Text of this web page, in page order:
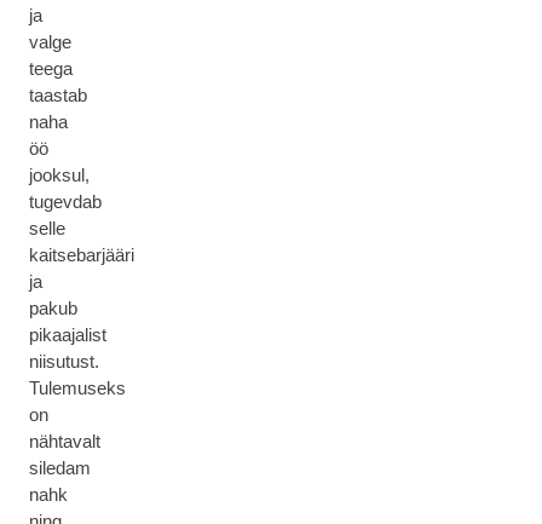
ja
valge
teega
taastab
naha
öö
jooksul,
tugevdab
selle
kaitsebarjääri
ja
pakub
pikaajalist
niisutust.
Tulemuseks
on
nähtavalt
siledam
nahk